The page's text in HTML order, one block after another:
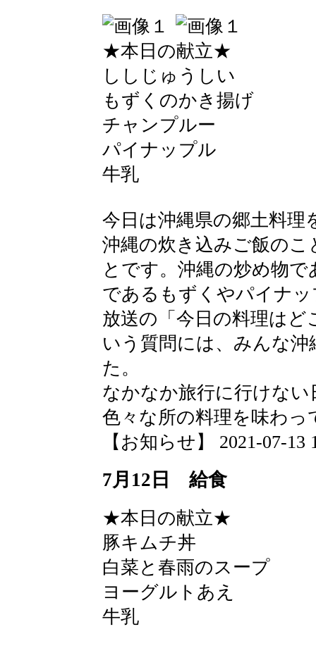
★本日の献立★
ししじゅうしい
もずくのかき揚げ
チャンプルー
パイナップル
牛乳
今日は沖縄県の郷土料
沖縄の炊き込みご飯の
とです。沖縄の炒め物
であるもずくやパイナ
放送の「今日の料理は
いう質問には、みんな
た。
なかなか旅行に行けな
色々な所の料理を味わ
【お知らせ】 2021-07-13
7月12日 給食
★本日の献立★
豚キムチ丼
白菜と春雨のスープ
ヨーグルトあえ
牛乳